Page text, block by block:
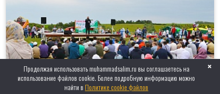
Приглашаем на празднование Курбан-байрам!
Продолжая использовать muhammadsalim.ru вы соглашаетесь на
использование файлов cookie. Более подробную информацию можно
найти в Политике cookie файлов
×